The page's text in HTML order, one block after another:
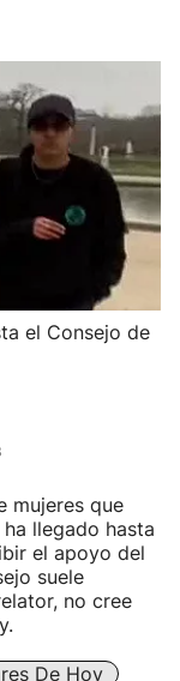
el Consejo de
mujeres que
llegado hasta
el apoyo del
suele
no cree
De Hoy